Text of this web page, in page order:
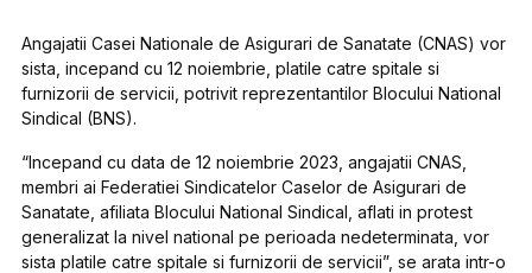
Angajatii Casei Nationale de Asigurari de Sanatate (CNAS) vor
sista, incepand cu 12 noiembrie, platile catre spitale si
furnizorii de servicii, potrivit reprezentantilor Blocului National
Sindical (BNS).
“Incepand cu data de 12 noiembrie 2023, angajatii CNAS,
membri ai Federatiei Sindicatelor Caselor de Asigurari de
Sanatate, afiliata Blocului National Sindical, aflati in protest
generalizat la nivel national pe perioada nedeterminata, vor
sista platile catre spitale si furnizorii de servicii”, se arata intr-o